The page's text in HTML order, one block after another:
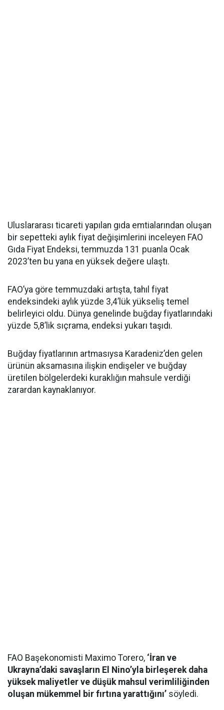
Uluslararası ticareti yapılan gıda emtialarından oluşan
bir sepetteki aylık fiyat değişimlerini inceleyen FAO
Gıda Fiyat Endeksi, temmuzda 131 puanla Ocak
2023’ten bu yana en yüksek değere ulaştı.
FAO’ya göre temmuzdaki artışta, tahıl fiyat
endeksindeki aylık yüzde 3,4’lük yükseliş temel
belirleyici oldu. Dünya genelinde buğday fiyatlarındaki
yüzde 5,8’lik sıçrama, endeksi yukarı taşıdı.
Buğday fiyatlarının artmasıysa Karadeniz’den gelen
ürünün aksamasına ilişkin endişeler ve buğday
üretilen bölgelerdeki kuraklığın mahsule verdiği
zarardan kaynaklanıyor.
FAO Başekonomisti Maximo Torero, ‘İran ve
Ukrayna’daki savaşların El Nino’yla birleşerek daha
yüksek maliyetler ve düşük mahsul verimliliğinden
oluşan mükemmel bir fırtına yarattığını’ söyledi.